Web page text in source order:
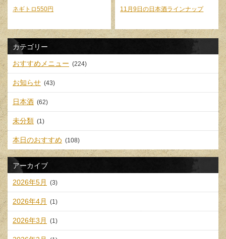
ネギトロ550円 11月9日の日本酒ラインナップ
カテゴリー
おすすめメニュー (224)
お知らせ (43)
日本酒 (62)
未分類 (1)
本日のおすすめ (108)
アーカイブ
2026年5月 (3)
2026年4月 (1)
2026年3月 (1)